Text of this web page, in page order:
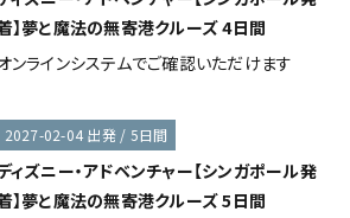
】夢と魔法の無寄港クルーズ 4日間
ンラインシステムでご確認いただけます
2027-02-04 出発 / 5日間
ィズニー・アドベンチャー【シンガポール発
】夢と魔法の無寄港クルーズ 5日間